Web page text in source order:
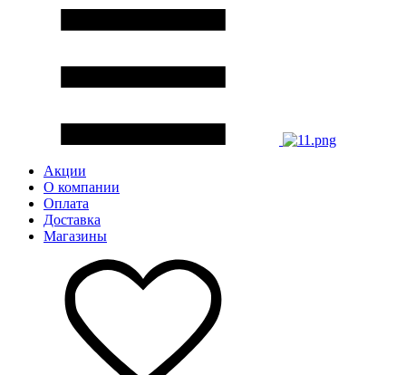
Акции
О компании
Оплата
Доставка
Магазины